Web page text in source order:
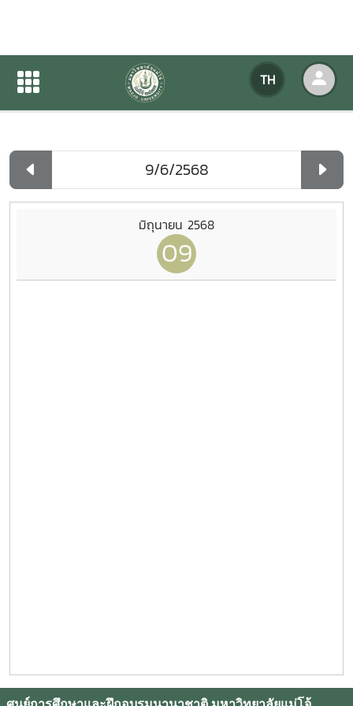
TH
ปฏิทินกิจกรรมของหน่วยงาน
ปฏิทินกิจกรรมของหน่วยงาน
มิถุนายน 2568
09